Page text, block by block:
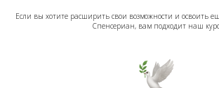
Если вы хотите расширить свои возможности и освоить
Спенсериан, вам подходит наш